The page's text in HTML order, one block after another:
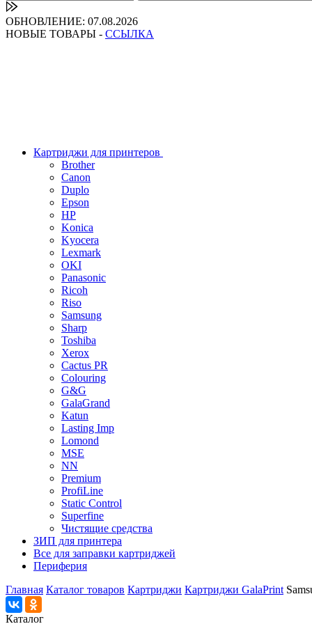
ОБНОВЛЕНИЕ: 07.08.2026
НОВЫЕ ТОВАРЫ - ССЫЛКА
Картриджи для принтеров
Brother
Canon
Duplo
Epson
HP
Konica
Kyocera
Lexmark
OKI
Panasonic
Ricoh
Riso
Samsung
Sharp
Toshiba
Xerox
Cactus PR
Colouring
G&G
GalaGrand
Katun
Lasting Imp
Lomond
MSE
NN
Premium
ProfiLine
Static Control
Superfine
Чистящие средства
ЗИП для принтера
Все для заправки картриджей
Периферия
Главная Каталог товаров Картриджи Картриджи GalaPrint
Каталог